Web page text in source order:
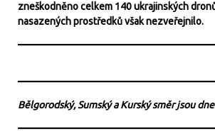
zneškodněno celkem 140 ukrajinských
nasazených prostředků však nezveřejnilo.
Bělgorodský, Sumský a Kurský směr jsou